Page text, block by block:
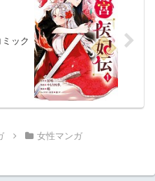
ック
女性マンガ